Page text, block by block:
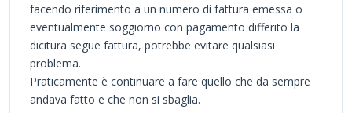
facendo riferimento a un numero di fattura emessa o
eventualmente soggiorno con pagamento differito la
dicitura segue fattura, potrebbe evitare qualsiasi
problema.
Praticamente è continuare a fare quello che da sempre
andava fatto e che non si sbaglia.